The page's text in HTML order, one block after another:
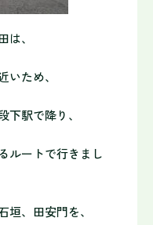
、
ため、
駅で降り、
ルートで行きまし
、田安門を、